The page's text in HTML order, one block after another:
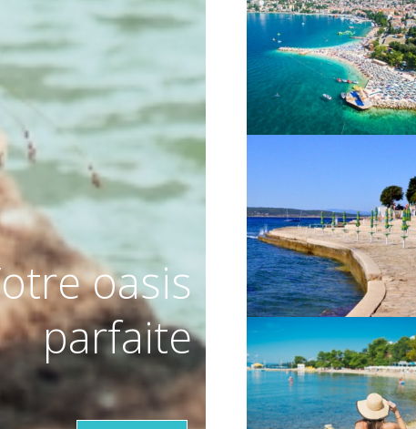
VIŠE INFORMACIJA
VIŠE INFORMACIJA
VIŠE INFORMACIJA
oasis
parfaite